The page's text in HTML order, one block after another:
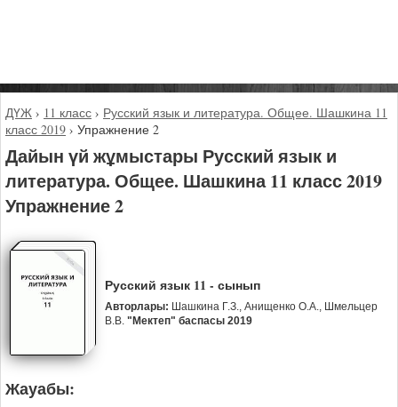
ДҮЖ › 11 класс › Русский язык и литература. Общее. Шашкина 11
класс 2019 › Упражнение 2
Дайын үй жұмыстары Русский язык и
литература. Общее. Шашкина 11 класс 2019
Упражнение 2
Русский язык 11 - сынып
Авторлары: Шашкина Г.З., Анищенко О.А., Шмельцер
В.В. "Мектеп" баспасы 2019
Жауабы: